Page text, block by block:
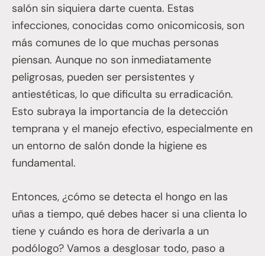
salón sin siquiera darte cuenta. Estas
infecciones, conocidas como onicomicosis, son
más comunes de lo que muchas personas
piensan. Aunque no son inmediatamente
peligrosas, pueden ser persistentes y
antiestéticas, lo que dificulta su erradicación.
Esto subraya la importancia de la detección
temprana y el manejo efectivo, especialmente en
un entorno de salón donde la higiene es
fundamental.
Entonces, ¿cómo se detecta el hongo en las
uñas a tiempo, qué debes hacer si una clienta lo
tiene y cuándo es hora de derivarla a un
podólogo? Vamos a desglosar todo, paso a